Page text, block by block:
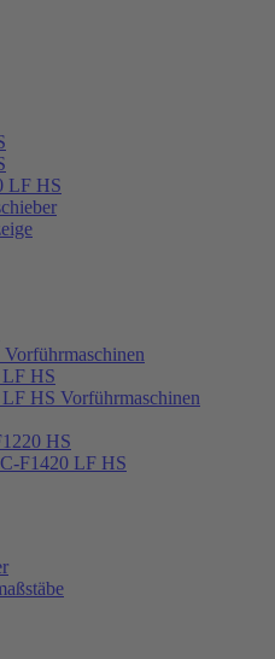
LF HS
HS
HS Vorführmaschinen
HS
F1420 LF HS